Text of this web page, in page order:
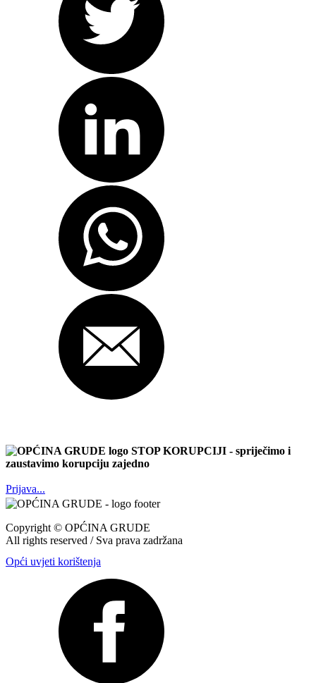
STOP KORUPCIJI - spriječimo i
zaustavimo korupciju zajedno
Prijava...
Copyright © OPĆINA GRUDE
All rights reserved / Sva prava zadržana
Opći uvjeti korištenja